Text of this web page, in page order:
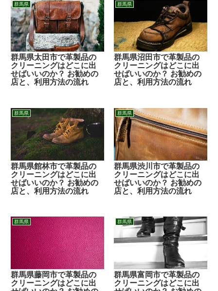
群馬県
群馬県太田市で革製品の
クリーニングはどこに出
せばいいのか？ お勧めの
店と、利用方法の流れ
群馬県
群馬県沼田市で革製品の
クリーニングはどこに出
せばいいのか？ お勧めの
店と、利用方法の流れ
群馬県
群馬県館林市で革製品の
クリーニングはどこに出
せばいいのか？ お勧めの
店と、利用方法の流れ
群馬県
群馬県渋川市で革製品の
クリーニングはどこに出
せばいいのか？ お勧めの
店と、利用方法の流れ
群馬県
群馬県藤岡市で革製品の
クリーニングはどこに出
群馬県
群馬県富岡市で革製品の
クリーニングはどこに出